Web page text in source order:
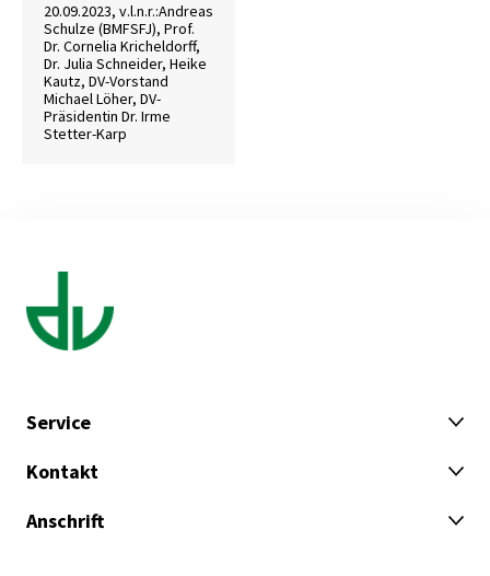
20.09.2023, v.l.n.r.:Andreas
Schulze (BMFSFJ), Prof.
Dr. Cornelia Kricheldorff,
Dr. Julia Schneider, Heike
Kautz, DV-Vorstand
Michael Löher, DV-
Präsidentin Dr. Irme
Stetter-Karp
Service
Kontakt
Anschrift